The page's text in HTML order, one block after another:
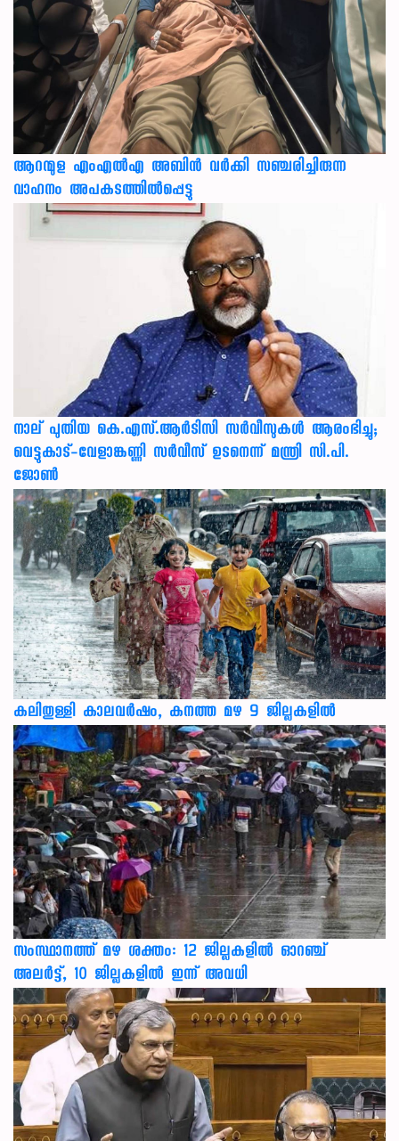
ആറന്മുള എംഎൽഎ അബിൻ വർക്കി സഞ്ചരിച്ചിരുന്ന
വാഹനം അപകടത്തിൽപ്പെട്ടു
നാല് പുതിയ കെ.എസ്.ആർടിസി സർവീസുകൾ ആരംഭിച്ചു;
വെട്ടുകാട്-വേളാങ്കണ്ണി സർവീസ് ഉടനെന്ന് മന്ത്രി സി.പി.
ജോൺ
കലിതുള്ളി കാലവർഷം, കനത്ത മഴ 9 ജില്ലകളിൽ
സംസ്ഥാനത്ത് മഴ ശക്തം: 12 ജില്ലകളിൽ ഓറഞ്ച്
അലർട്ട്, 10 ജില്ലകളിൽ ഇന്ന് അവധി